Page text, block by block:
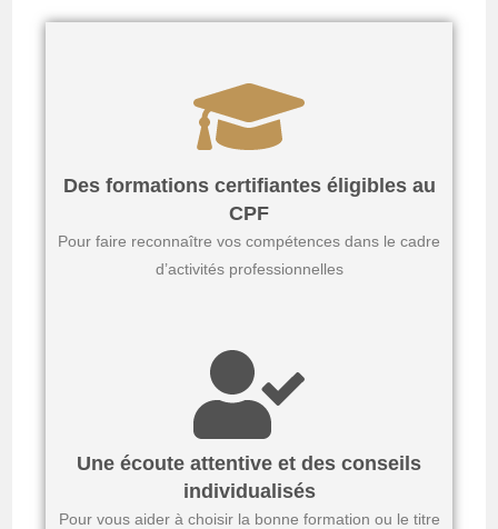
Des formations certifiantes éligibles au
CPF
Pour faire reconnaître vos compétences dans le cadre
d’activités professionnelles
Une écoute attentive et des conseils
individualisés
Pour vous aider à choisir la bonne formation ou le titre